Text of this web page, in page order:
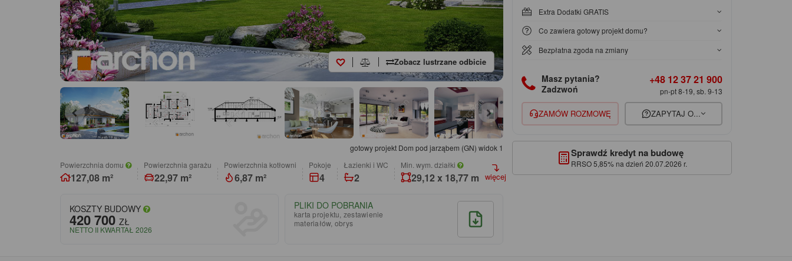
Zobacz lustrzane odbicie
gotowy projekt Dom pod jarząbem (GN) widok 1
Powierzchnia domu
127,08 m²
Powierzchnia garażu
22,97 m²
Powierzchnia kotłowni
6,87 m²
pokoje
4
łazienki i WC
2
Min. wym. działki
29,12 x 18,77 m więcej
KOSZTY BUDOWY
420 700 ZŁ
NETTO II KWARTAŁ 2026
PLIKI DO POBRANIA
karta projektu, zestawienie
materiałów, obrys
Extra Dodatki GRATIS
Co zawiera gotowy projekt domu?
Bezpłatna zgoda na zmiany
Masz pytania?
Zadzwoń
+48 12 37 21 900
pn-pt 8-19, sb. 9-13
ZAMÓW ROZMOWĘ ZAPYTAJ O...
Sprawdź kredyt na budowę
RRSO 5,85% na dzień 20.07.2026 r.